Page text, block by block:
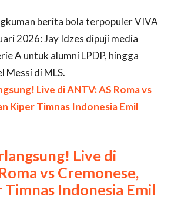
berita bola terpopuler VIVA
2026: Jay Idzes dipuji media
A untuk alumni LPDP, hingga
Messi di MLS.
Live di
vs Cremonese,
Timnas Indonesia Emil